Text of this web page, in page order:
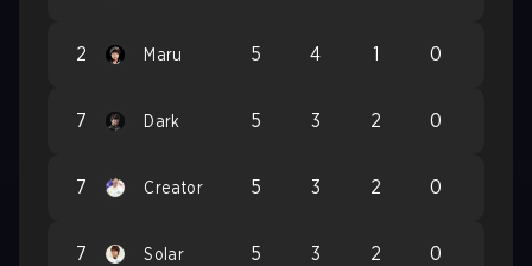
2 Maru 5 4 1 0
7 Dark 5 3 2 0
7 Creator 5 3 2 0
7 Solar 5 3 2 0